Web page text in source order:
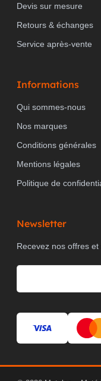
Devis sur mesure
Retours & échanges
Service après-vente
Informations
Qui sommes-nous
Nos marques
Conditions générales
Mentions légales
Politique de
Newsletter
Recevez nos offres et